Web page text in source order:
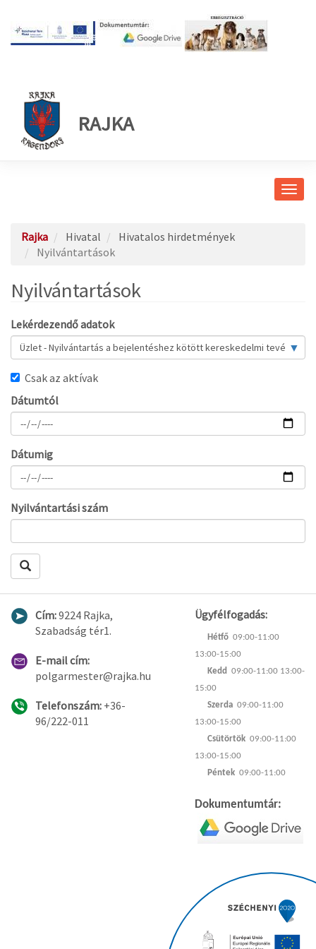
RAJKA
Rajka Hivatal
Hivatalos hirdetmények
Nyilvántartások
Nyilvántartások
Lekérdezendő adatok
Csak az aktívak
Dátumtól
Dátumig
Nyilvántartási szám
Lekérdezés
Cím:9224 Rajka,
Szabadság tér1.
E-mail cím:
polgarmester@rajka.hu
Telefonszám: +36-
96/222-011
Ügyfélfogadás:
Hétfő 09:00-11:00
13:00-15:00
Kedd
09:00-11:00 13:00-
15:00
Szerda 09:00-11:00
13:00-15:00
Csütörtök 09:00-11:00
13:00-15:00
Péntek 09:00-11:00
Dokumentumtár: